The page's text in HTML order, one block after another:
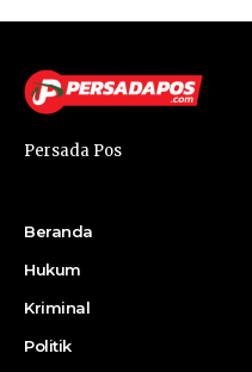
Persada Pos
Beranda
Hukum
Kriminal
Politik